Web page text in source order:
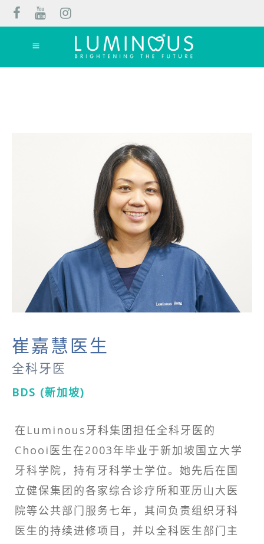
崔嘉慧医生
全科牙医
BDS (新加坡)
在Luminous牙科集团担任全科牙医的
Chooi医生在2003年毕业于新加坡国立大学
牙科学院，持有牙科学士学位。她先后在国
立健保集团的各家综合诊疗所和亚历山大医
院等公共部门服务七年，其间负责组织牙科
医生的持续进修项目，并以全科医生部门主